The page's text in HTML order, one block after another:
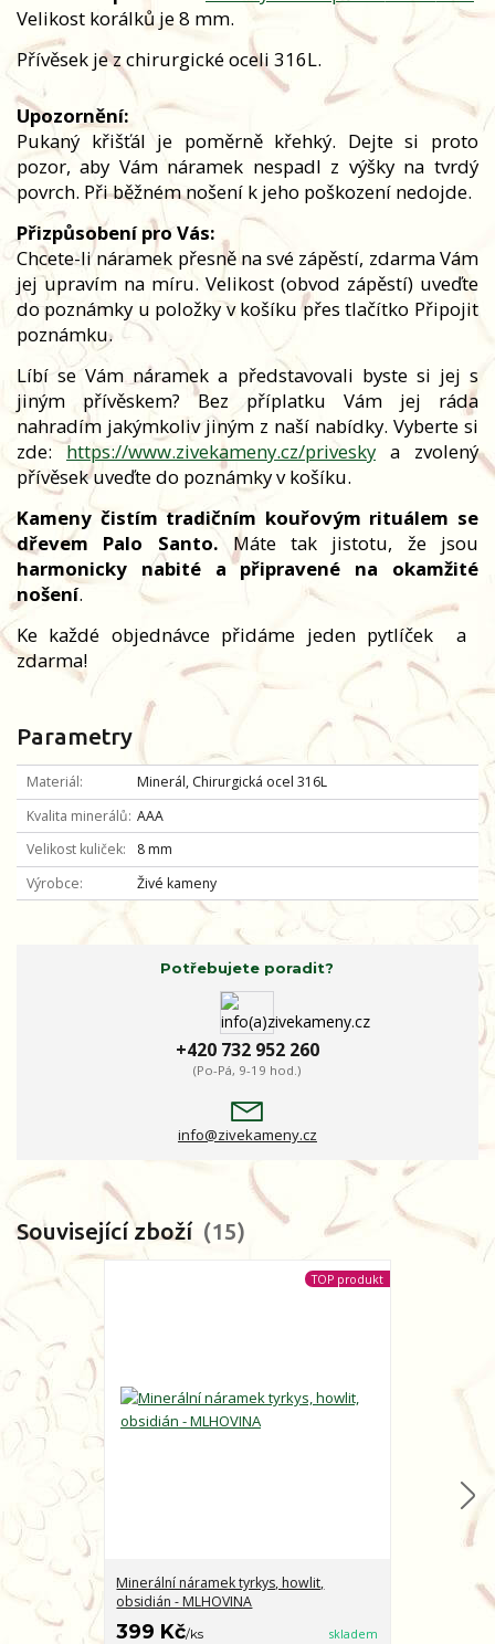
Velikost korálků je 8 mm.
Přívěsek je z chirurgické oceli 316L.
Upozornění:
Pukaný křišťál je poměrně křehký. Dejte si proto
pozor, aby Vám náramek nespadl z výšky na tvrdý
povrch. Při běžném nošení k jeho poškození nedojde.
Přizpůsobení pro Vás:
Chcete-li náramek přesně na své zápěstí, zdarma Vám
jej upravím na míru. Velikost (obvod zápěstí) uveďte
do poznámky u položky v košíku přes tlačítko Připojit
poznámku.
Líbí se Vám náramek a představovali byste si jej s
jiným přívěskem? Bez příplatku Vám jej ráda
nahradím jakýmkoliv jiným z naší nabídky. Vyberte si
zde:https://www.zivekameny.cz/priveskya zvolený
přívěsek uveďte do poznámky v košíku.
Kameny čistím tradičním kouřovým rituálem se
dřevem Palo Santo. Máte tak jistotu, že jsou
harmonicky nabité a připravené na okamžité
nošení.
Ke každé objednávce přidáme jeden pytlíček
a
zdarma!
Parametry
Materiál
Minerál, Chirurgická ocel 316L
Kvalita minerálů AAA
Velikost kuliček
8 mm
Výrobce
Živé kameny
Potřebujete poradit?
+420 732 952 260
(Po-Pá, 9-19 hod.)
info@zivekameny.cz
Související zboží 15
TOP produkt
Minerální náramek tyrkys, howlit,
obsidián - MLHOVINA
399 Kč/ks skladem
Minerální